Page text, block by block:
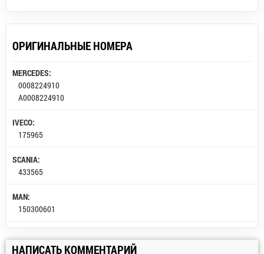
ОРИГИНАЛЬНЫЕ НОМЕРА
MERCEDES:
0008224910
A0008224910
IVECO:
175965
SCANIA:
433565
MAN:
150300601
НАПИСАТЬ КОММЕНТАРИЙ